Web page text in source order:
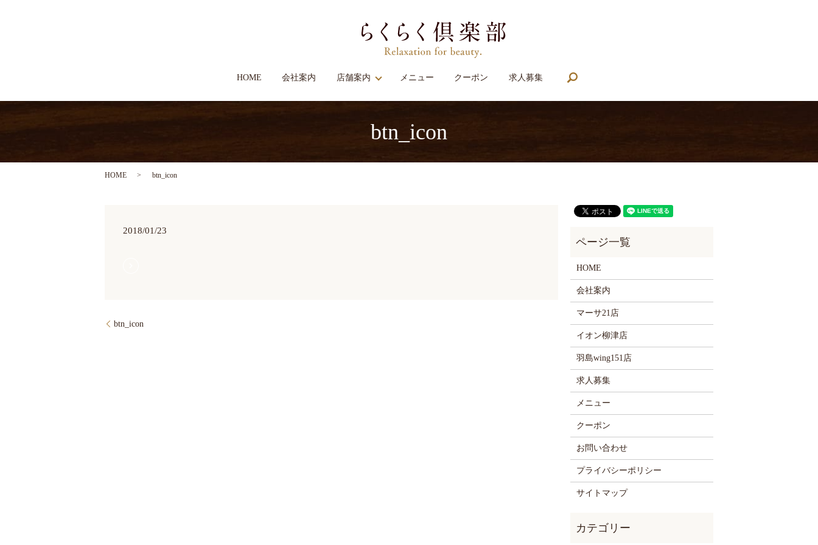
HOME 会社案内 店舗案内 メニュー クーポン 求人募集
btn_icon
HOME btn_icon
2018/01/23
btn_icon
HOME
会社案内
マーサ21店
イオン柳津店
羽島wing151店
求人募集
メニュー
クーポン
お問い合わせ
プライバシーポリシー
サイトマップ